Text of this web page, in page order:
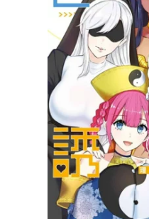
居家生活 3C家電
女裝 男裝
日本購物 電子/紙本書